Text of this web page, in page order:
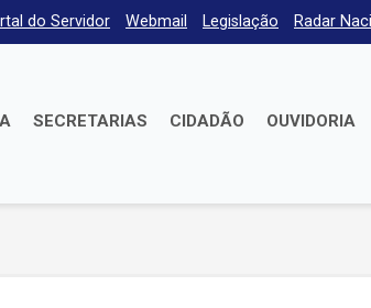
do Servidor Webmail Legislação Radar
SECRETARIAS CIDADÃO OUVIDORIA